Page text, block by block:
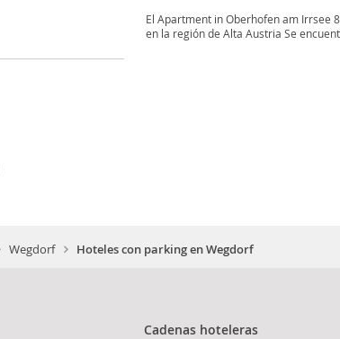
El Apartment in Oberhofen am Irrsee
en la región de Alta Austria Se
Wegdorf Hoteles con parking en Wegdorf
Cadenas hoteleras